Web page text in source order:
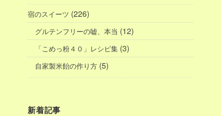
宿のスイーツ (226)
グルテンフリーの嘘、本当 (12)
「こめっ粉４０」レシピ集 (3)
自家製米飴の作り方 (5)
新着記事